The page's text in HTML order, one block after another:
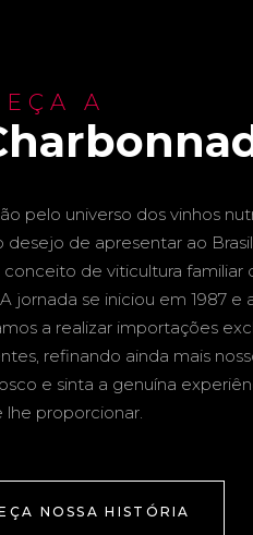
A
pelo universo dos vinhos
desejo de apresentar ao
de viticultura familiar
jornada se iniciou em 1987 e
a realizar importações
refinando ainda mais
e sinta a genuína
lhe proporcionar.
NOSSA HISTÓRIA